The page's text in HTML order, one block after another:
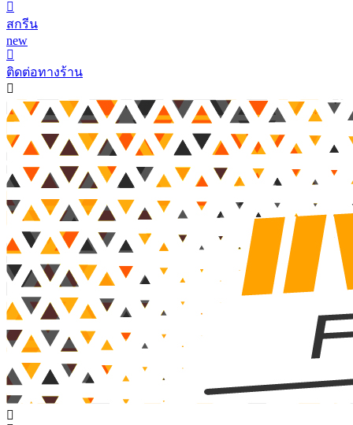
สกรีน
new
ติดต่อทางร้าน